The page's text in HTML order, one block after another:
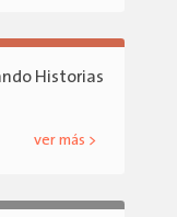
Historias
ver más >